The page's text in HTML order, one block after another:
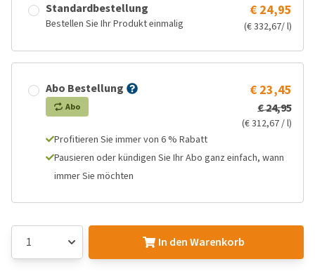
Standardbestellung
Bestellen Sie Ihr Produkt einmalig
€ 24,95
(€ 332,67/ l)
Abo Bestellung
Abo
€ 23,45
€ 24,95
(€ 312,67 / l)
Profitieren Sie immer von 6 % Rabatt
Pausieren oder kündigen Sie Ihr Abo ganz einfach, wann
immer Sie möchten
In den Warenkorb